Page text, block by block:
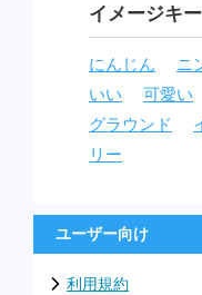
イメージキ
にんじん ニ
いい
可愛い
グラウンド
リー
ユーザー向け
利用規約